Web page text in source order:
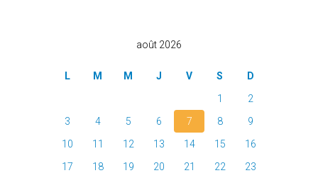
août 2026
L M M J V S D
1
2
3
4 5 6 7 8
9
10
11 12 13 14 15
16
17
18 19 20 21 22
23